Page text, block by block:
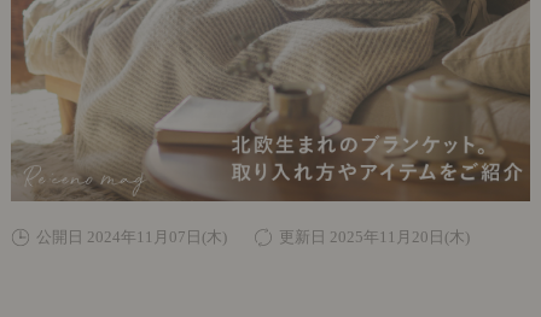
公開日 2024年11月07日(木) 更新日 2025年11月20日(木)